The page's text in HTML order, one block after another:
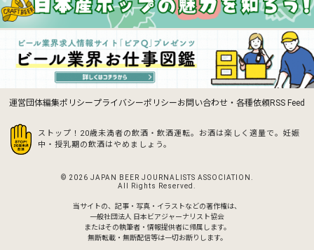
運営団体編集ポリシープライバシーポリシーお問い合わせ・各種依頼RSS Feed
ストップ！20歳未満者の飲酒・飲酒運転。お酒は楽しく適量で。 妊娠
中・授乳期の飲酒はやめましょう。
© 2026 JAPAN BEER JOURNALISTS ASSOCIATION.
All Rights Reserved.
当サイトの、記事・写真・イラストなどの著作権は、
一般社団法人 日本ビアジャーナリスト協会
またはその執筆者・情報提供者に帰属します。
無断転載・無断配信等は一切お断りします。